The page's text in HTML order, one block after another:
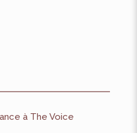
à The Voice